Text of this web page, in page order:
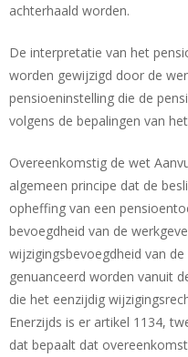
achterhaald worden.
De interpretatie van het
worden gewijzigd door de
pensioeninstelling die de
volgens de bepalingen van
Overeenkomstig de wet
algemeen principe dat de
opheffing van een
bevoegdheid van de
wijzigingsbevoegdheid van
genuanceerd worden vanuit
die het eenzijdig
Enerzijds is er artikel 1134,
dat bepaalt dat